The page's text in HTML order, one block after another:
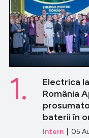
Electrica
România
baterii în
Intern | 05
1.